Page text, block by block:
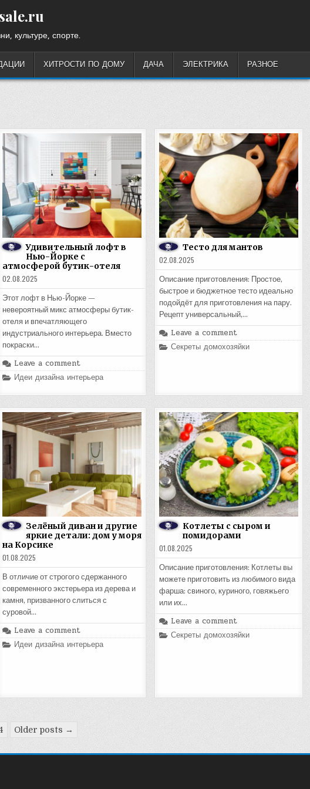
культуре, спорте.
ХИТРОСТИ ПО ДОМУ ДАЧА ЭЛЕКТРИКА РАЗНОЕ
Удивительный лофт в
Нью-Йорке с
атмосферой бутик-отеля
02.08.2025
Этот лофт в Нью-Йорке —
невероятный микс атмосферы бутик-
отеля и впечатляющего
индустриального интерьера. Вместо
покраски…
Leave a comment
Posted
in
Идеи дизайна интерьера
Тесто для мантов
02.08.2025
Описание приготовления: Простое,
быстрое и бюджетное тесто идеально
подойдёт для приготовления на пару.
Рецепт универсальный,…
Leave a comment
Posted
Секреты домохозяйки
Зелёный диван и другие
яркие детали: дом у моря
на Корсике
01.08.2025
В отличие от строгого сдержанного
современного экстерьера из дерева и
камня, призванного слиться с
суровой…
Leave a comment
Posted
in
Идеи дизайна интерьера
Котлеты с сыром и
помидорами
01.08.2025
Описание приготовления: Котлеты вы
можете приготовить из любимого вида
фарша: свиного, куриного, говяжьего
или их…
Leave a comment
Posted
Секреты домохозяйки
Older posts →